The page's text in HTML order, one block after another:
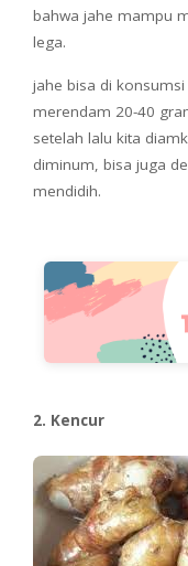
bahwa jahe mampu
lega.
jahe bisa di
merendam 20-40
setelah lalu kita
diminum, bisa juga
mendidih.
2. Kencur